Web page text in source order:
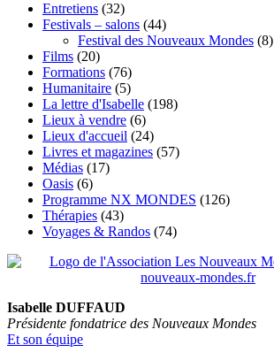
Entretiens (32)
Festivals – salons (44)
Festival des Nouveaux Mondes (8)
Films (20)
Formations (76)
Humanitaire (5)
La lettre d'Isabelle (198)
Lieux à vendre (6)
Lieux d'accueil (24)
Livres et magazines (57)
Médias (17)
Oasis (6)
Programme NX MONDES (126)
Thérapies (43)
Voyages & Randos (74)
Isabelle DUFFAUD
Présidente fondatrice des Nouveaux Mondes
Et son équipe